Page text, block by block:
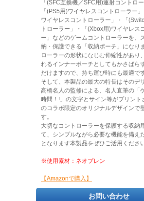
「(SFC互換機／SFC用)連射コントロ
「(PS5用)ワイヤレスコントローラー
ワイヤレスコントローラー」・「
トローラー」・「(Xbox用)ワイヤレス
ー」などのゲームコントローラーを、
納・保護できる「収納ポーチ」になり
ローラーの形状になじむ伸縮性があり
れるインナーポーチとしてもかさばら
だけますので、持ち運び時にも最適です
そして、本製品の最大の特長はそのデ
高橋名人の監修による、名人直筆の「
時間！!」の文字とサイン等がプリント
のコラボ限定のオリジナルデザインで
す。
大切なコントローラーを保護する収納
て、シンプルながら必要な機能を備え
となります本製品をぜひご活用ください
※使用素材：ネオプレン
【Amazonで購入】
お問い合わせ